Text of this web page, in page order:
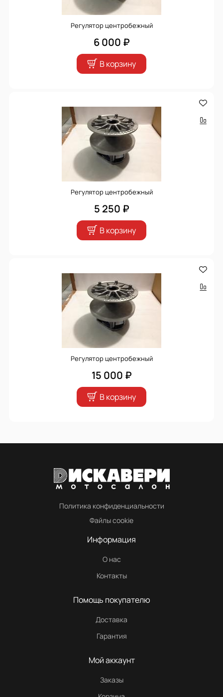
Регулятор центробежный
6 000 ₽
В корзину
Регулятор центробежный
5 250 ₽
В корзину
Регулятор центробежный
15 000 ₽
В корзину
Политика конфиденциальности
Файлы cookie
Информация
О нас
Контакты
Помощь покупателю
Доставка
Гарантия
Мой аккаунт
Заказы